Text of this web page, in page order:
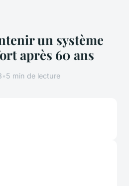
un système
après 60 ans
•5 min de lecture